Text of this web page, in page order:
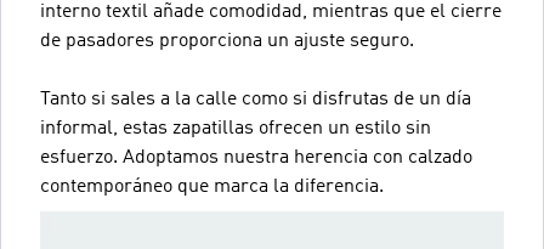
interno textil añade comodidad, mientras que el cierre
de pasadores proporciona un ajuste seguro.
Tanto si sales a la calle como si disfrutas de un día
informal, estas zapatillas ofrecen un estilo sin
esfuerzo. Adoptamos nuestra herencia con calzado
contemporáneo que marca la diferencia.